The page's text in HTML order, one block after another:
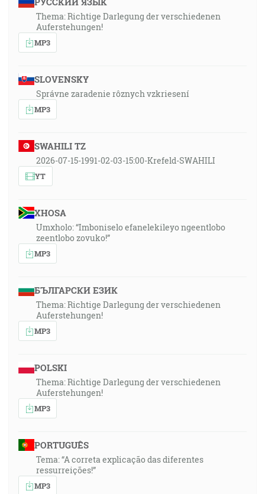
Thema: Richtige Darlegung der verschiedenen
Auferstehungen!
MP3
SLOVENSKY
Správne zaradenie rôznych vzkriesení
MP3
SWAHILI TZ
2026-07-15-1991-02-03-15:00-Krefeld-SWAHILI
YT
XHOSA
Umxholo: “Imboniselo efanelekileyo ngeentlobo
zeentlobo zovuko!”
MP3
БЪЛГАРСКИ ЕЗИК
Thema: Richtige Darlegung der verschiedenen
Auferstehungen!
MP3
POLSKI
Thema: Richtige Darlegung der verschiedenen
Auferstehungen!
MP3
PORTUGUÊS
Tema: “A correta explicação das diferentes
ressurreições!”
MP3